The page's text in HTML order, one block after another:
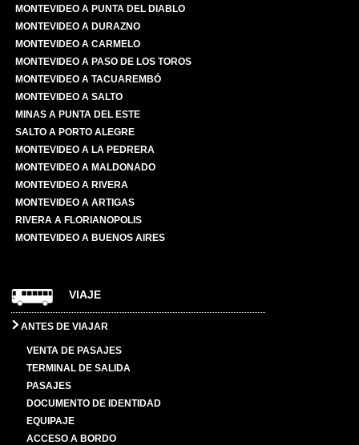
MONTEVIDEO A PUNTA DEL DIABLO
MONTEVIDEO A DURAZNO
MONTEVIDEO A CARMELO
MONTEVIDEO A PASO DE LOS TOROS
MONTEVIDEO A TACUAREMBÓ
MONTEVIDEO A SALTO
MINAS A PUNTA DEL ESTE
SALTO A PORTO ALEGRE
MONTEVIDEO A LA PEDRERA
MONTEVIDEO A MALDONADO
MONTEVIDEO A RIVERA
MONTEVIDEO A ARTIGAS
RIVERA A FLORIANOPOLIS
MONTEVIDEO A BUENOS AIRES
VIAJE
ANTES DE VIAJAR
VENTA DE PASAJES
TERMINAL DE SALIDA
PASAJES
DOCUMENTO DE IDENTIDAD
EQUIPAJE
ACCESO A BORDO